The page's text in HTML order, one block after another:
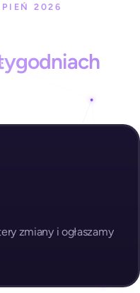
2026
zmiany i ogłaszamy